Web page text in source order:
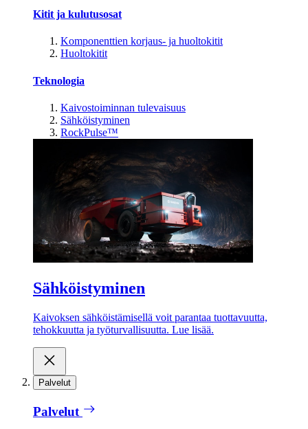
Kitit ja kulutusosat
Komponenttien korjaus- ja huoltokitit
Huoltokitit
Teknologia
Kaivostoiminnan tulevaisuus
Sähköistyminen
RockPulse™
Sähköistyminen
Kaivoksen sähköistämisellä voit parantaa tuottavuutta,
tehokkuutta ja työturvallisuutta. Lue lisää.
Palvelut
Palvelut